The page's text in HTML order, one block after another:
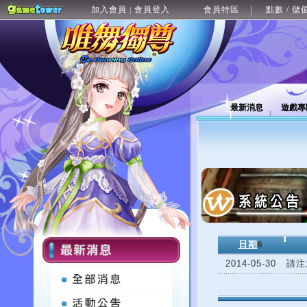
加入會員 | 會員登入 會員特區 點數 / 儲
最新消息 遊戲
日期 6
2014-05-30
請